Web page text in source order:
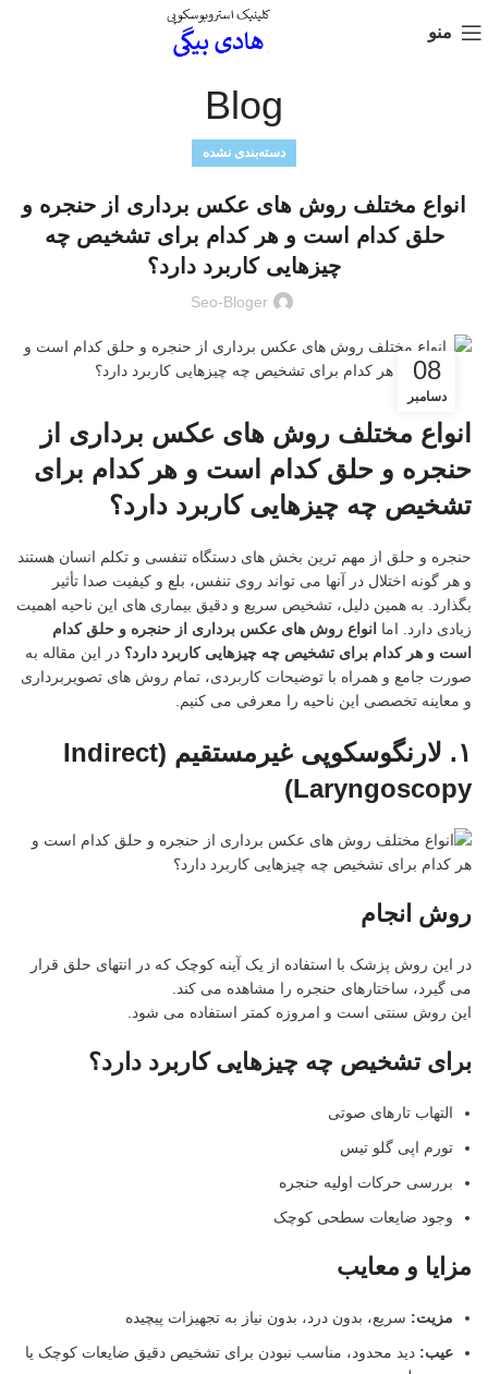
منو
Blog
دسته‌بندی نشده
انواع مختلف روش های عکس برداری از حنجره و
حلق کدام است و هر کدام برای تشخیص چه
چیزهایی کاربرد دارد؟
Seo-Bloger
08
دسامبر
انواع مختلف روش های عکس برداری از
حنجره و حلق کدام است و هر کدام برای
تشخیص چه چیزهایی کاربرد دارد؟
حنجره و حلق از مهم ترین بخش های دستگاه تنفسی و تکلم انسان هستند
و هر گونه اختلال در آنها می تواند روی تنفس، بلع و کیفیت صدا تأثیر
بگذارد. به همین دلیل، تشخیص سریع و دقیق بیماری های این ناحیه اهمیت
زیادی دارد. اما انواع روش های عکس برداری از حنجره و حلق کدام
است و هر کدام برای تشخیص چه چیزهایی کاربرد دارد؟ در این مقاله به
صورت جامع و همراه با توضیحات کاربردی، تمام روش های تصویربرداری
و معاینه تخصصی این ناحیه را معرفی می کنیم.
۱. لارنگوسکوپی غیرمستقیم
(Indirect
Laryngoscopy)
روش انجام
در این روش پزشک با استفاده از یک آینه کوچک که در انتهای حلق قرار
می گیرد، ساختارهای حنجره را مشاهده می کند.
این روش سنتی است و امروزه کمتر استفاده می شود.
برای تشخیص چه چیزهایی کاربرد دارد؟
التهاب تارهای صوتی
تورم اپی گلو تیس
بررسی حرکات اولیه حنجره
وجود ضایعات سطحی کوچک
مزایا و معایب
مزیت: سریع، بدون درد، بدون نیاز به تجهیزات پیچیده
عیب: دید محدود، مناسب نبودن برای تشخیص دقیق ضایعات کوچک یا